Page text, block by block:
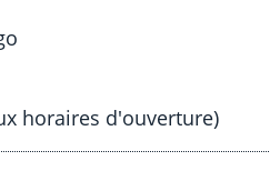
horaires d'ouverture)